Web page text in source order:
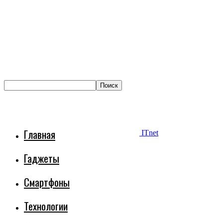
ITnet
Главная
Гаджеты
Смартфоны
Технологии